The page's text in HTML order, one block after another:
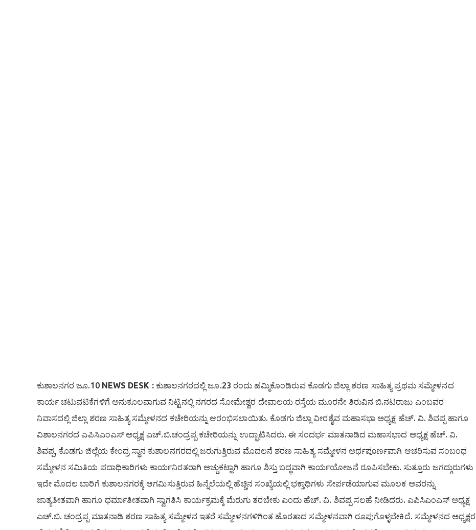
ಕುಶಾಲನಗರ ಜೂ.10 NEWS DESK :ಕುಶಾಲನಗರದಲ್ಲಿ ಜೂ.23 ರಂದು ಹಮ್ಮಿಕೊಂಡಿರುವ ಕೊಡಗು ಜಿಲ್ಲಾ ಶರಣ ಸಾಹಿತ್ಯ ಪ್ರಥಮ ಸಮ್ಮೇಳನದ
ಕಾರ್ಯ ಚಟುವಟಿಕೆಗಳಿಗೆ ಅನುಕೂಲವಾಗುವ ನಿಟ್ಟಿನಲ್ಲಿ ನಗರದ ಸೋಮೇಶ್ವರ ದೇವಾಲಯ ರಸ್ತೆಯ ಮೂರನೇ ತಿರುವಿನ ಬಿ.ನಟರಾಜು ಎಂಬವರ
ನಿವಾಸದಲ್ಲಿ ಜಿಲ್ಲಾ ಶರಣ ಸಾಹಿತ್ಯ ಸಮ್ಮೇಳನದ ಕಚೇರಿಯನ್ನು ಆರಂಭಿಸಲಾಯಿತು. ಕೊಡಗು ಜಿಲ್ಲಾ ವೀರಶೈವ ಮಹಾಸಭಾ ಅಧ್ಯಕ್ಷ ಹೆಚ್. ವಿ. ಶಿವಪ್ಪ ಹಾಗೂ
ವಿಶಾಲನಗರದ ಎಪಿಸಿಎಂಎಸ್ ಅಧ್ಯಕ್ಷ ಎಚ್.ಬಿ.ಚಂದ್ರಪ್ಪ ಕಚೇರಿಯನ್ನು ಉದ್ಘಾಟಿಸಿದರು. ಈ ಸಂದರ್ಭ ಮಾತನಾಡಿದ ಮಹಾಸಭಾದ ಅಧ್ಯಕ್ಷ ಹೆಚ್. ವಿ.
ಶಿವಪ್ಪ, ಕೊಡಗು ಜಿಲ್ಲೆಯ ಕೇಂದ್ರ ಸ್ಥಾನ ಕುಶಾಲನಗರದಲ್ಲಿ ಜರುಗುತ್ತಿರುವ ಮೊದಲನೆ ಶರಣ ಸಾಹಿತ್ಯ ಸಮ್ಮೇಳನ ಅರ್ಥಪೂರ್ಣವಾಗಿ ಆಚರಿಸುವ ಸಂಬಂಧ
ಸಮ್ಮೇಳನ ಸಮಿತಿಯ ಪದಾಧಿಕಾರಿಗಳು ಕಾರ್ಯನಿರತರಾಗಿ ಅಚ್ಚುಕಟ್ಟಾಗಿ ಹಾಗೂ ಶಿಸ್ತು ಬದ್ಧವಾಗಿ ಕಾರ್ಯಯೋಜನೆ ರೂಪಿಸಬೇಕು. ಸುತ್ತೂರು ಜಗದ್ಗುರುಗಳು
ಇದೇ ಮೊದಲ ಬಾರಿಗೆ ಕುಶಾಲನಗರಕ್ಕೆ ಆಗಮಿಸುತ್ತಿರುವ ಹಿನ್ನೆಲೆಯಲ್ಲಿ ಹೆಚ್ಚಿನ ಸಂಖ್ಯೆಯಲ್ಲಿ ಭಕ್ತಾಧಿಗಳು ಸೇರ್ಪಡೆಯಾಗುವ ಮೂಲಕ ಅವರನ್ನು
ಜಾತ್ಯತೀತವಾಗಿ ಹಾಗೂ ಧರ್ಮಾತೀತವಾಗಿ ಸ್ವಾಗತಿಸಿ ಕಾರ್ಯಕ್ರಮಕ್ಕೆ ಮೆರುಗು ತರಬೇಕು ಎಂದು ಹೆಚ್. ವಿ. ಶಿವಪ್ಪ ಸಲಹೆ ನೀಡಿದರು. ಎಪಿಸಿಎಂಎಸ್ ಅಧ್ಯಕ್ಷ
ಎಚ್.ಬಿ. ಚಂದ್ರಪ್ಪ ಮಾತನಾಡಿ ಶರಣ ಸಾಹಿತ್ಯ ಸಮ್ಮೇಳನ ಇತರೆ ಸಮ್ಮೇಳನಗಳಿಗಿಂತ ಹೊರತಾದ ಸಮ್ಮೇಳನವಾಗಿ ರೂಪುಗೊಳ್ಳಬೇಕಿದೆ. ಸಮ್ಮೇಳನದ ಅಧ್ಯಕ್ಷರ